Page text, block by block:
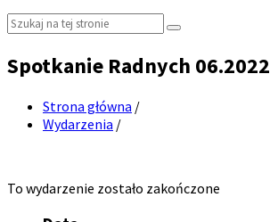
Szukaj:
Spotkanie Radnych 06.2022
Strona główna /
Wydarzenia /
To wydarzenie zostało zakończone